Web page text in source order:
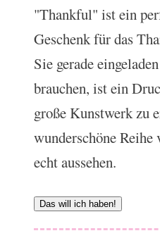
"Thankful" ist ein
Geschenk für das
Sie gerade
brauchen, ist ein
große Kunstwerk zu
wunderschöne
echt aussehen.
Das will ich haben!